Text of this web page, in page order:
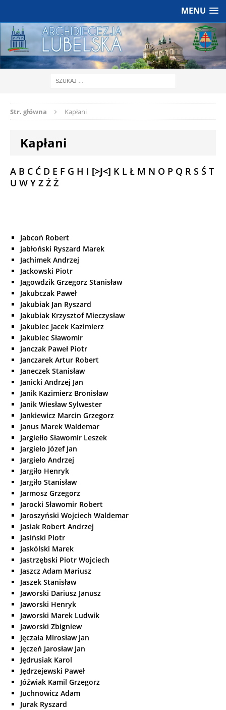
MENU
Str. główna Kapłani
Kapłani
A B C Ć D E F G H I [>J<] K L Ł M N O P Q R S Ś T
U W Y Z Ź Ż
Jabcoń Robert
Jabłoński Ryszard Marek
Jachimek Andrzej
Jackowski Piotr
Jagowdzik Grzegorz Stanisław
Jakubczak Paweł
Jakubiak Jan Ryszard
Jakubiak Krzysztof Mieczysław
Jakubiec Jacek Kazimierz
Jakubiec Sławomir
Janczak Paweł Piotr
Janczarek Artur Robert
Janeczek Stanisław
Janicki Andrzej Jan
Janik Kazimierz Bronisław
Janik Wiesław Sylwester
Jankiewicz Marcin Grzegorz
Janus Marek Waldemar
Jargiełło Sławomir Leszek
Jargieło Józef Jan
Jargieło Andrzej
Jargiło Henryk
Jargiło Stanisław
Jarmosz Grzegorz
Jarocki Sławomir Robert
Jaroszyński Wojciech Waldemar
Jasiak Robert Andrzej
Jasiński Piotr
Jaskólski Marek
Jastrzębski Piotr Wojciech
Jaszcz Adam Mariusz
Jaszek Stanisław
Jaworski Dariusz Janusz
Jaworski Henryk
Jaworski Marek Ludwik
Jaworski Zbigniew
Jęczała Mirosław Jan
Jęczeń Jarosław Jan
Jędrusiak Karol
Jędrzejewski Paweł
Jóźwiak Kamil Grzegorz
Juchnowicz Adam
Jurak Ryszard